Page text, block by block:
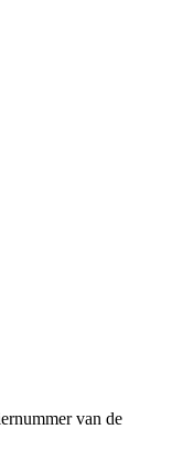
van de